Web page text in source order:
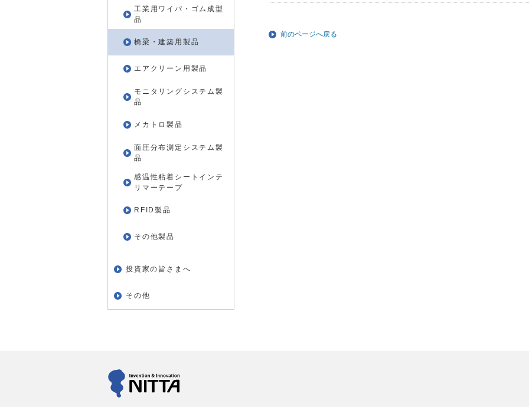
工業用ワイパ・ゴム成型
品
橋梁・建築用製品
エアクリーン用製品
モニタリングシステム製
品
メカトロ製品
面圧分布測定システム製
品
感温性粘着シートインテ
リマーテープ
RFID製品
その他製品
投資家の皆さまへ
その他
前のページへ戻る